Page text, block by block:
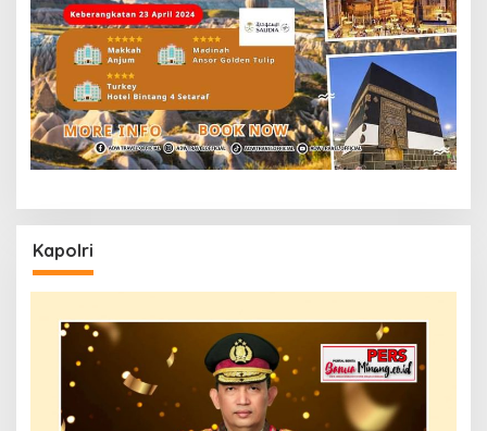
Kapolri